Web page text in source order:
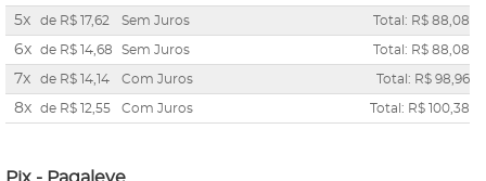
5x de R$ 17,62 Sem Juros Total: R$ 88,08
6x de R$ 14,68 Sem Juros Total: R$ 88,08
7x de R$ 14,14 Com Juros Total: R$ 98,96
8x de R$ 12,55 Com Juros Total: R$ 100,38